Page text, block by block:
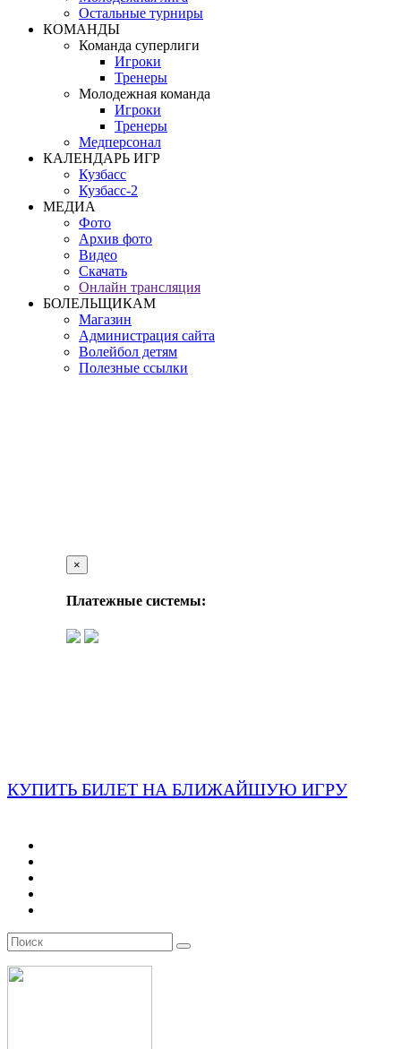
Остальные турниры
КОМАНДЫ
Команда суперлиги
Игроки
Тренеры
Молодежная команда
Игроки
Тренеры
Медперсонал
КАЛЕНДАРЬ ИГР
Кузбасс
Кузбасс-2
МЕДИА
Фото
Архив фото
Видео
Скачать
Онлайн трансляция
БОЛЕЛЬЩИКАМ
Магазин
Администрация сайта
Волейбол детям
Полезные ссылки
×
Платежные системы:
КУПИТЬ БИЛЕТ НА БЛИЖАЙШУЮ ИГРУ